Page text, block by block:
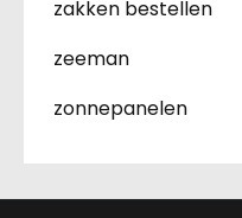
zakken bestellen
zeeman
zonnepanelen